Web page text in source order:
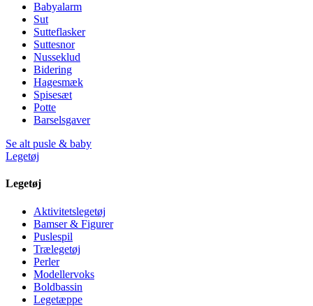
Babyalarm
Sut
Sutteflasker
Suttesnor
Nusseklud
Bidering
Hagesmæk
Spisesæt
Potte
Barselsgaver
Se alt pusle & baby
Legetøj
Legetøj
Aktivitetslegetøj
Bamser & Figurer
Puslespil
Trælegetøj
Perler
Modellervoks
Boldbassin
Legetæppe